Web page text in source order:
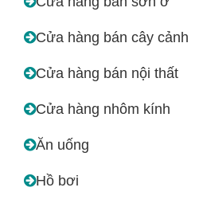
Cửa hàng bán cây cảnh
Cửa hàng bán nội thất
Cửa hàng nhôm kính
Ăn uống
Hồ bơi